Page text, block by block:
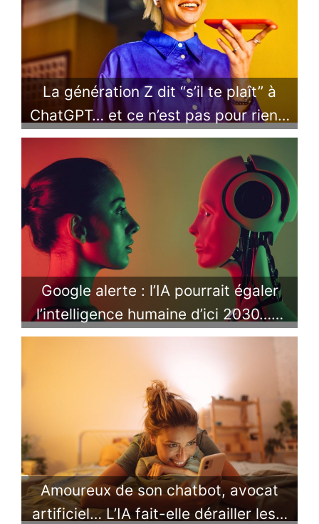
La génération Z dit “s’il te plaît” à
ChatGPT… et ce n’est pas pour rien…
Google alerte : l’IA pourrait égaler
l’intelligence humaine d’ici 2030……
Amoureux de son chatbot, avocat
artificiel… L’IA fait-elle dérailler les…